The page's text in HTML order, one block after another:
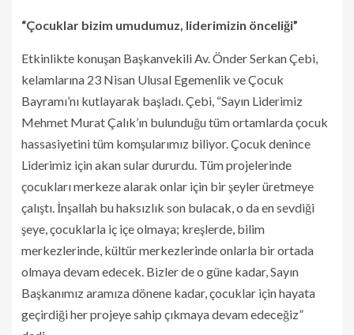
“Çocuklar bizim umudumuz, liderimizin önceliği”
Etkinlikte konuşan Başkanvekili Av. Önder Serkan Çebi,
kelamlarına 23 Nisan Ulusal Egemenlik ve Çocuk
Bayramı’nı kutlayarak başladı. Çebi, “Sayın Liderimiz
Mehmet Murat Çalık’ın bulunduğu tüm ortamlarda çocuk
hassasiyetini tüm komşularımız biliyor. Çocuk denince
Liderimiz için akan sular dururdu. Tüm projelerinde
çocukları merkeze alarak onlar için bir şeyler üretmeye
çalıştı. İnşallah bu haksızlık son bulacak, o da en sevdiği
şeye, çocuklarla iç içe olmaya; kreşlerde, bilim
merkezlerinde, kültür merkezlerinde onlarla bir ortada
olmaya devam edecek. Bizler de o güne kadar, Sayın
Başkanımız aramıza dönene kadar, çocuklar için hayata
geçirdiği her projeye sahip çıkmaya devam edeceğiz”